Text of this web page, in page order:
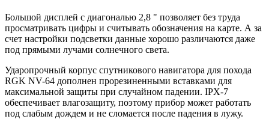
Большой дисплей с диагональю 2,8 " позволяет без труда
просматривать цифры и считывать обозначения на карте. А за
счет настройки подсветки данные хорошо различаются даже
под прямыми лучами солнечного света.
Ударопрочный корпус спутникового навигатора для похода
RGK NV-64 дополнен прорезиненными вставками для
максимальной защиты при случайном падении. IPX-7
обеспечивает влагозащиту, поэтому прибор может работать
под слабым дождем и не сломается после падения в лужу.